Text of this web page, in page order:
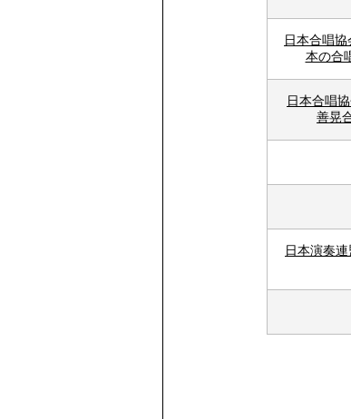
日本合唱
本の合
日本合唱
善晃
日本演奏